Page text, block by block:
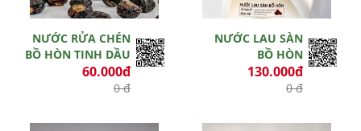
NƯỚC RỬA CHÉN
BỒ HÒN TINH DẦU
60.000đ
0 đ
NƯỚC LAU SÀN
BỒ HÒN
130.000đ
0 đ